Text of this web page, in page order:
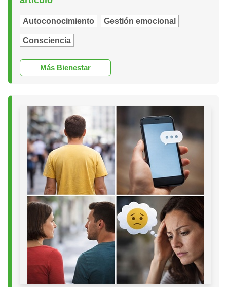
Autoconocimiento Gestión emocional
Consciencia
Más Bienestar